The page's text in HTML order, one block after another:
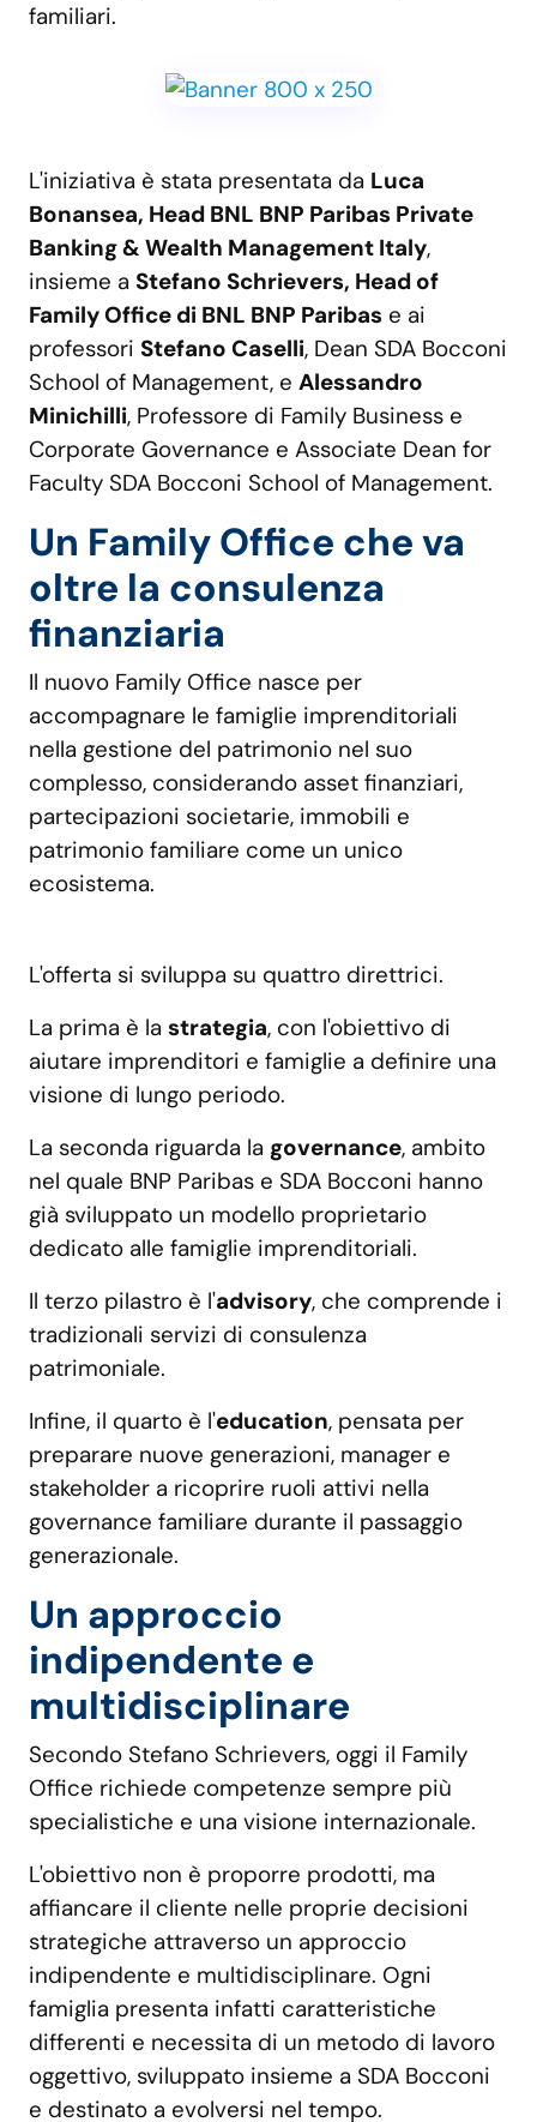
familiari.
L'iniziativa è stata presentata da Luca
Bonansea, Head BNL BNP Paribas Private
Banking & Wealth Management Italy,
insieme a Stefano Schrievers, Head of
Family Office di BNL BNP Paribas e ai
professori Stefano Caselli, Dean SDA Bocconi
School of Management, e Alessandro
Minichilli, Professore di Family Business e
Corporate Governance e Associate Dean for
Faculty SDA Bocconi School of Management.
Un Family Office che va
oltre la consulenza
finanziaria
Il nuovo Family Office nasce per
accompagnare le famiglie imprenditoriali
nella gestione del patrimonio nel suo
complesso, considerando asset finanziari,
partecipazioni societarie, immobili e
patrimonio familiare come un unico
ecosistema.
L'offerta si sviluppa su quattro direttrici.
La prima è la strategia, con l'obiettivo di
aiutare imprenditori e famiglie a definire una
visione di lungo periodo.
La seconda riguarda la governance, ambito
nel quale BNP Paribas e SDA Bocconi hanno
già sviluppato un modello proprietario
dedicato alle famiglie imprenditoriali.
Il terzo pilastro è l'advisory, che comprende i
tradizionali servizi di consulenza
patrimoniale.
Infine, il quarto è l'education, pensata per
preparare nuove generazioni, manager e
stakeholder a ricoprire ruoli attivi nella
governance familiare durante il passaggio
generazionale.
Un approccio
indipendente e
multidisciplinare
Secondo Stefano Schrievers, oggi il Family
Office richiede competenze sempre più
specialistiche e una visione internazionale.
L'obiettivo non è proporre prodotti, ma
affiancare il cliente nelle proprie decisioni
strategiche attraverso un approccio
indipendente e multidisciplinare. Ogni
famiglia presenta infatti caratteristiche
differenti e necessita di un metodo di lavoro
oggettivo, sviluppato insieme a SDA Bocconi
e destinato a evolversi nel tempo.